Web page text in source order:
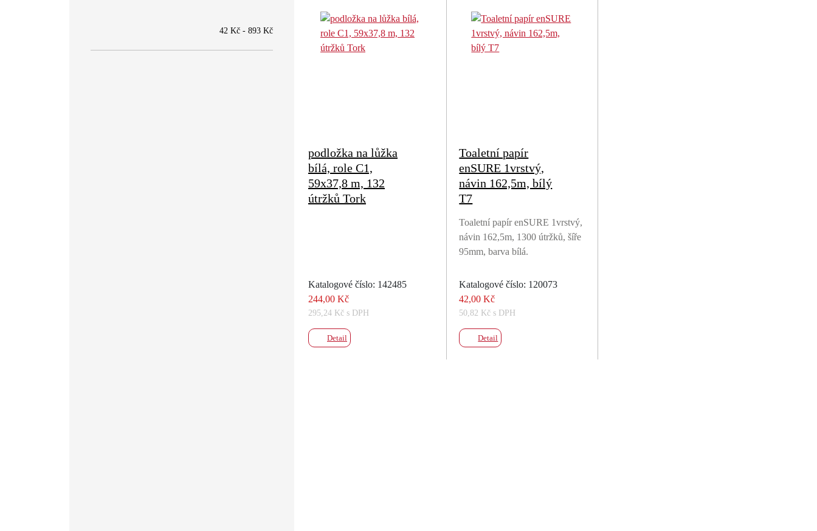
42 Kč - 893 Kč
podložka na lůžka
bílá, role C1,
59x37,8 m, 132
útržků Tork
Katalogové číslo: 142485
244,00 Kč
295,24 Kč s DPH
Detail
Toaletní papír
enSURE 1vrstvý,
návin 162,5m, bílý
T7
Toaletní papír enSURE 1vrstvý,
návin 162,5m, 1300 útržků, šíře
95mm, barva bílá.
Katalogové číslo: 120073
42,00 Kč
50,82 Kč s DPH
Detail